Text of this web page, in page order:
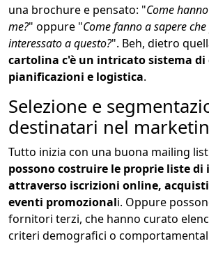
una brochure e pensato: "Come
me?" oppure "Come fanno a sapere
interessato a questo?". Beh, dietro
cartolina c'è un intricato sistema di
pianificazioni e logistica.
Selezione e
destinatari nel
Tutto inizia con una buona mailing
possono costruire le proprie liste
attraverso iscrizioni online,
eventi promozionali. Oppure
fornitori terzi, che hanno curato
criteri demografici o